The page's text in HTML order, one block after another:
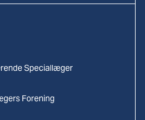
Speciallæger
Forening